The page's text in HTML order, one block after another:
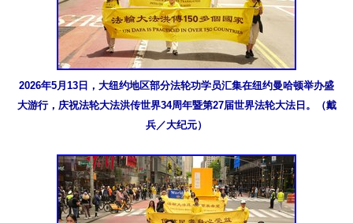
2026年5月13日，大纽约地区部分法轮功学员汇集在纽约曼哈顿举办盛
大游行，庆祝法轮大法洪传世界34周年暨第27届世界法轮大法日。（戴
兵／大纪元）